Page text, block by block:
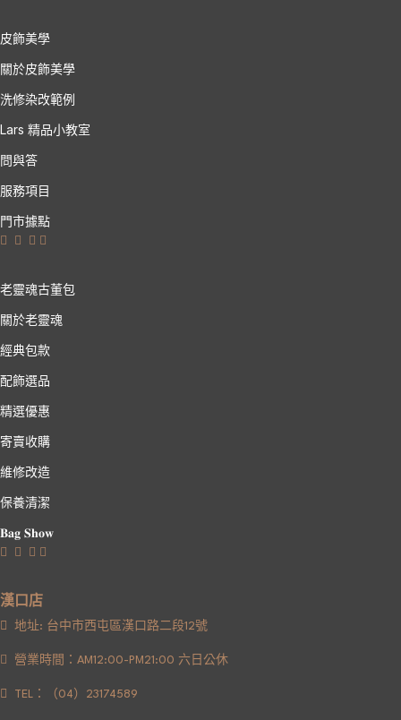
皮飾美學
關於皮飾美學
洗修染改範例
Lars 精品小教室
問與答
服務項目
門市據點
老靈魂古董包
關於老靈魂
經典包款
配飾選品
精選優惠
寄賣收購
維修改造
保養清潔
𝐁𝐚𝐠 𝐒𝐡𝐨𝐰
漢口店
地址: 台中市西屯區漢口路二段12號
營業時間：AM12:00-PM21:00 六日公休
TEL：（04）23174589